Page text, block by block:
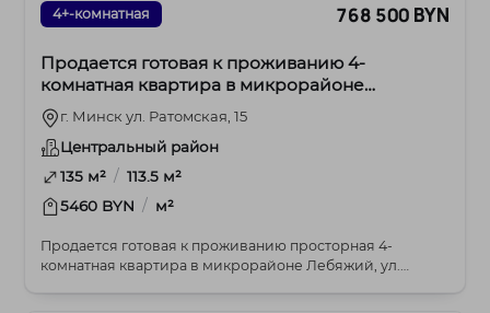
4+-комнатная 768 500 BYN
Продается готовая к проживанию 4-
комнатная квартира в микрорайоне
Лебяжий, ул. Ратомская, 15
г. Минск ул. Ратомская, 15
Центральный район
135 м² / 113.5 м²
5460 BYN / м²
Продается готовая к проживанию просторная 4-
комнатная квартира в микрорайоне Лебяжий, ул.